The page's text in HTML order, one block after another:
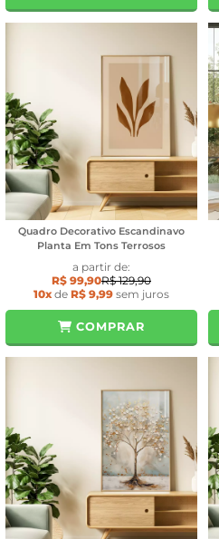
Quadro Decorativo Escandinavo
Planta Em Tons Terrosos
a partir de:
R$ 99,90R$ 129,90
10xde R$ 9,99 sem juros
COMPRAR